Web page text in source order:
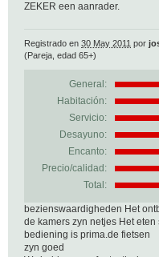
ZEKER een aanrader.
Registrado en 30 May 2011 por
(Pareja, edad 65+)
General:
Habitación:
Servicio:
Desayuno:
Encanto:
Precio/calidad:
Total:
bezienswaardigheden Het
de kamers zyn netjes Het
bediening is prima.de fietsen
zyn goed